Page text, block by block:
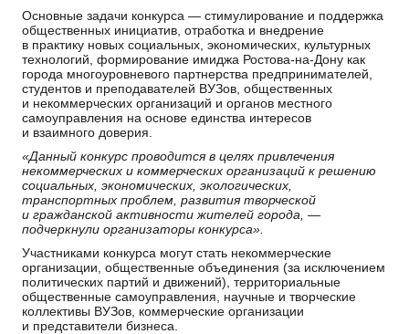
Основные задачи конкурса — стимулирование и поддержка
общественных инициатив, отработка и внедрение
в практику новых социальных, экономических, культурных
технологий, формирование имиджа Ростова-на-Дону как
города многоуровневого партнерства предпринимателей,
студентов и преподавателей ВУЗов, общественных
и некоммерческих организаций и органов местного
самоуправления на основе единства интересов
и взаимного доверия.
«Данный конкурс проводится в целях привлечения
некоммерческих и коммерческих организаций к решению
социальных, экономических, экологических,
транспортных проблем, развития творческой
и гражданской активности жителей города, —
подчеркнули организаторы конкурса».
Участниками конкурса могут стать некоммерческие
организации, общественные объединения (за исключением
политических партий и движений), территориальные
общественные самоуправления, научные и творческие
коллективы ВУЗов, коммерческие организации
и представители бизнеса.